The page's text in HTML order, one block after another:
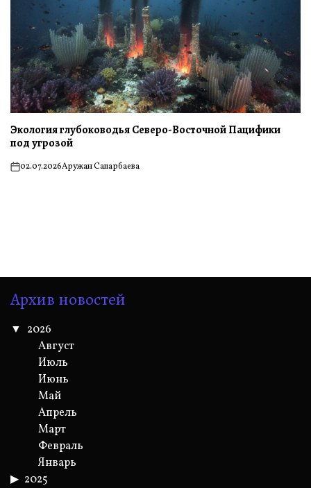
Экология глубоководья Северо-Восточной Пацифики
под угрозой
on02.07.2026Аружан Сапарбаева
Архив новостей
2026
Август
Июль
Июнь
Май
Апрель
Март
Февраль
Январь
2025